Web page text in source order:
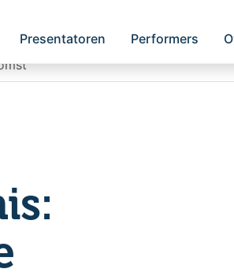
Presentatoren Performers